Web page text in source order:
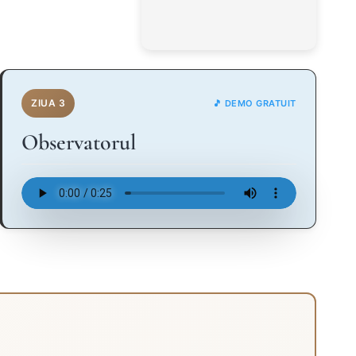
ZIUA 3 🎵 DEMO GRATUIT
Observatorul